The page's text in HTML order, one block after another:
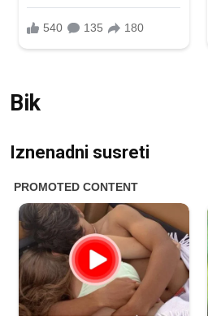
Bik
Iznenadni susreti